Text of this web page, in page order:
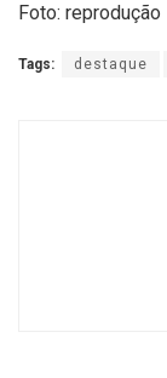
Foto: reprodução
Tags: destaque